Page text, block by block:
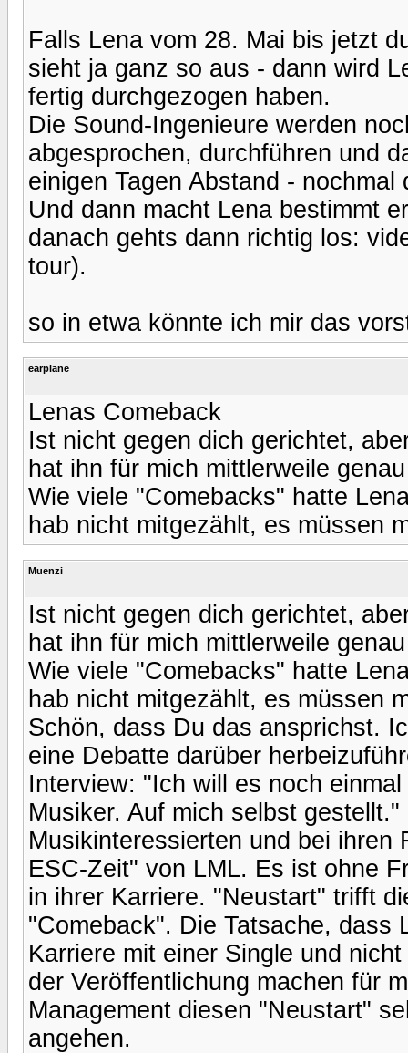
Falls Lena vom 28. Mai bis jetzt
sieht ja ganz so aus - dann wird
fertig durchgezogen haben.
Die Sound-Ingenieure werden
abgesprochen, durchführen und
einigen Tagen Abstand -
Und dann macht Lena bestimmt
danach gehts dann richtig los:
tour).
so in etwa könnte ich mir das
earplane
Lenas Comeback
Ist nicht gegen dich gerichtet,
hat ihn für mich mittlerweile
Wie viele "Comebacks" hatte
hab nicht mitgezählt, es müssen
Muenzi
Ist nicht gegen dich gerichtet,
hat ihn für mich mittlerweile
Wie viele "Comebacks" hatte
hab nicht mitgezählt, es müssen
Schön, dass Du das ansprichst.
eine Debatte darüber
Interview: "Ich will es noch
Musiker. Auf mich selbst
Musikinteressierten und bei ihren
ESC-Zeit" von LML. Es ist ohne
in ihrer Karriere. "Neustart" trifft
"Comeback". Die Tatsache, dass
Karriere mit einer Single und
der Veröffentlichung machen für
Management diesen "Neustart"
angehen.